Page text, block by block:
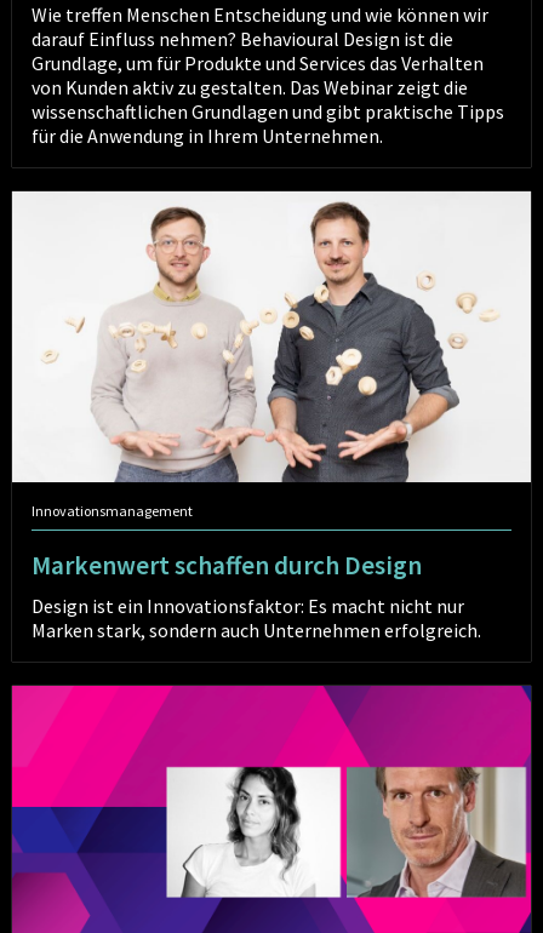
Wie treffen Menschen Entscheidung und wie können wir
darauf Einfluss nehmen? Behavioural Design ist die
Grundlage, um für Produkte und Services das Verhalten
von Kunden aktiv zu gestalten. Das Webinar zeigt die
wissenschaftlichen Grundlagen und gibt praktische Tipps
für die Anwendung in Ihrem Unternehmen.
Innovationsmanagement
Markenwert schaffen durch Design
Design ist ein Innovationsfaktor: Es macht nicht nur
Marken stark, sondern auch Unternehmen erfolgreich.
Wettbewerbsvorteile
Value
Proposition